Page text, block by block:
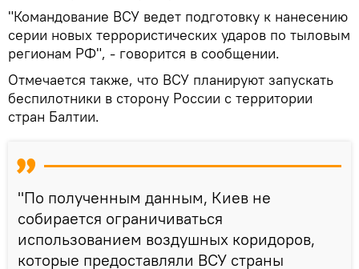
"Командование ВСУ ведет подготовку к нанесению
серии новых террористических ударов по тыловым
регионам РФ", - говорится в сообщении.
Отмечается также, что ВСУ планируют запускать
беспилотники в сторону России с территории
стран Балтии.
"По полученным данным, Киев не
собирается ограничиваться
использованием воздушных коридоров,
которые предоставляли ВСУ страны